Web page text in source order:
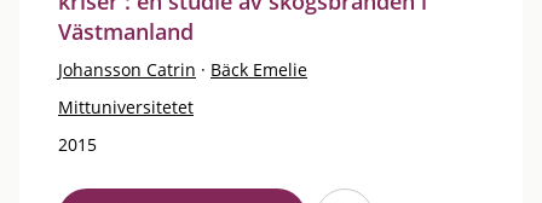
Västmanland
Johansson Catrin · Bäck Emelie
Mittuniversitetet
2015